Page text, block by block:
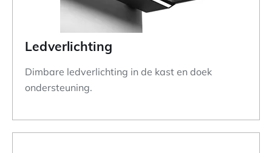
Ledverlichting
Dimbare ledverlichting in de kast en doek
ondersteuning.